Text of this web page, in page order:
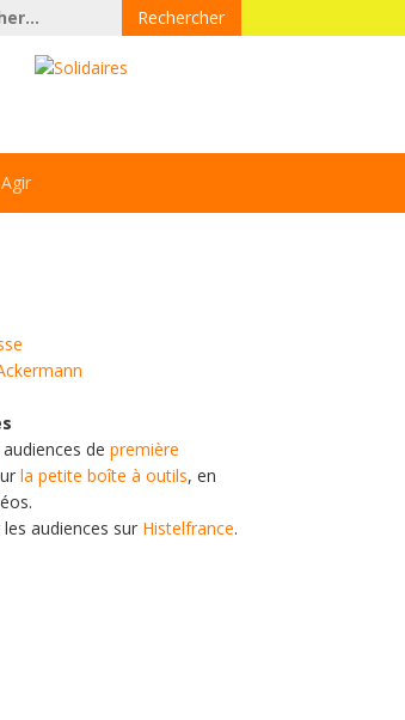
:
Agir
audiences depremière
la petite boîte à outils, en
audiences sur Histelfrance.